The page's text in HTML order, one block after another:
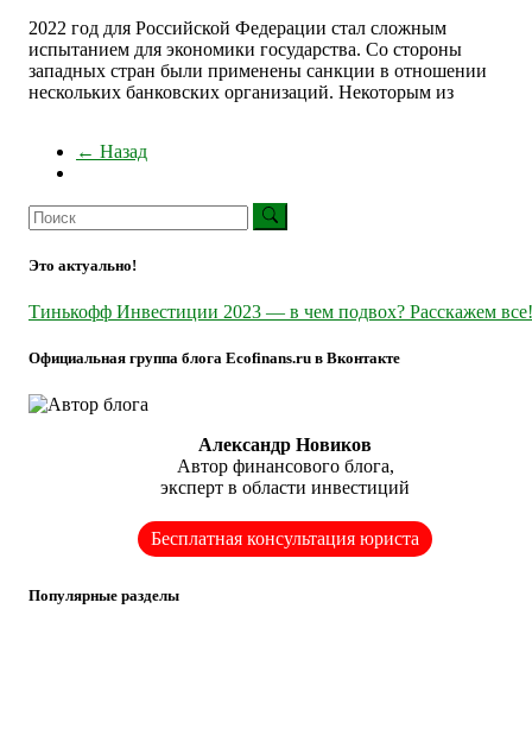
2022 год для Российской Федерации стал сложным
испытанием для экономики государства. Со стороны
западных стран были применены санкции в отношении
нескольких банковских организаций. Некоторым из
← Назад
Это актуально!
Тинькофф Инвестиции 2023 — в чем подвох? Расскажем все!
Официальная группа блога Ecofinans.ru в Вконтакте
Александр Новиков
Автор финансового блога,
эксперт в области инвестиций
Бесплатная консультация юриста
Популярные разделы